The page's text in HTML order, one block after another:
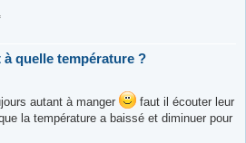
quelle température ?
autant à manger
faut il écouter leur
la température a baissé et diminuer pour